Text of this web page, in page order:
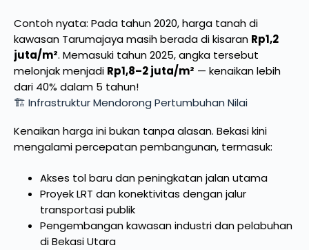
Contoh nyata: Pada tahun 2020, harga tanah di
kawasan Tarumajaya masih berada di kisaran Rp1,2
juta/m². Memasuki tahun 2025, angka tersebut
melonjak menjadi Rp1,8–2 juta/m² — kenaikan lebih
dari 40% dalam 5 tahun!
🏗️ Infrastruktur Mendorong Pertumbuhan Nilai
Kenaikan harga ini bukan tanpa alasan. Bekasi kini
mengalami percepatan pembangunan, termasuk:
Akses tol baru dan peningkatan jalan utama
Proyek LRT dan konektivitas dengan jalur
transportasi publik
Pengembangan kawasan industri dan pelabuhan
di Bekasi Utara